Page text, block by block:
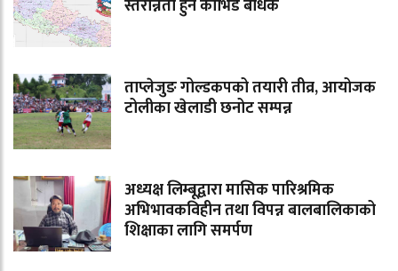
स्तरोन्नती हुन कोभिड बाधक
ताप्लेजुङ गोल्डकपको तयारी तीव्र, आयोजक
टोलीका खेलाडी छनोट सम्पन्न
अध्यक्ष लिम्बूद्वारा मासिक पारिश्रमिक
अभिभावकविहीन तथा विपन्न बालबालिकाको
शिक्षाका लागि समर्पण